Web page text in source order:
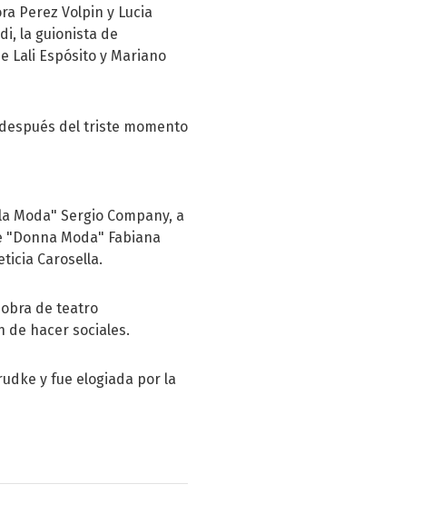
Perez Volpin y Lucia
la guionista de
Lali Espósito y Mariano
del triste momento
Moda" Sergio Company, a
Moda" Fabiana
Carosella.
de teatro
de hacer sociales.
y fue elogiada por la